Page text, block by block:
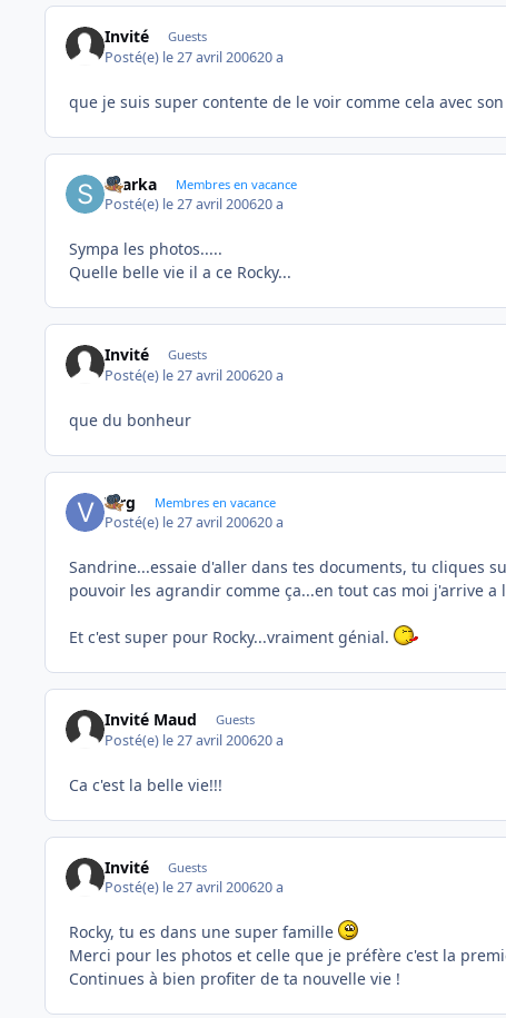
Invité Guests
Posté(e) le 27 avril 200620 a
que je suis super contente de le voir comme cela avec
sharka Membres en vacance
Posté(e) le 27 avril 200620 a
Sympa les photos.....
Quelle belle vie il a ce Rocky...
Invité Guests
Posté(e) le 27 avril 200620 a
que du bonheur
Virg Membres en vacance
Posté(e) le 27 avril 200620 a
Sandrine...essaie d'aller dans tes documents, tu cliques
pouvoir les agrandir comme ça...en tout cas moi j'arrive a
Et c'est super pour Rocky...vraiment génial.
Invité Maud Guests
Posté(e) le 27 avril 200620 a
Ca c'est la belle vie!!!
Invité Guests
Posté(e) le 27 avril 200620 a
Rocky, tu es dans une super famille
Merci pour les photos et celle que je préfère c'est la
Continues à bien profiter de ta nouvelle vie !